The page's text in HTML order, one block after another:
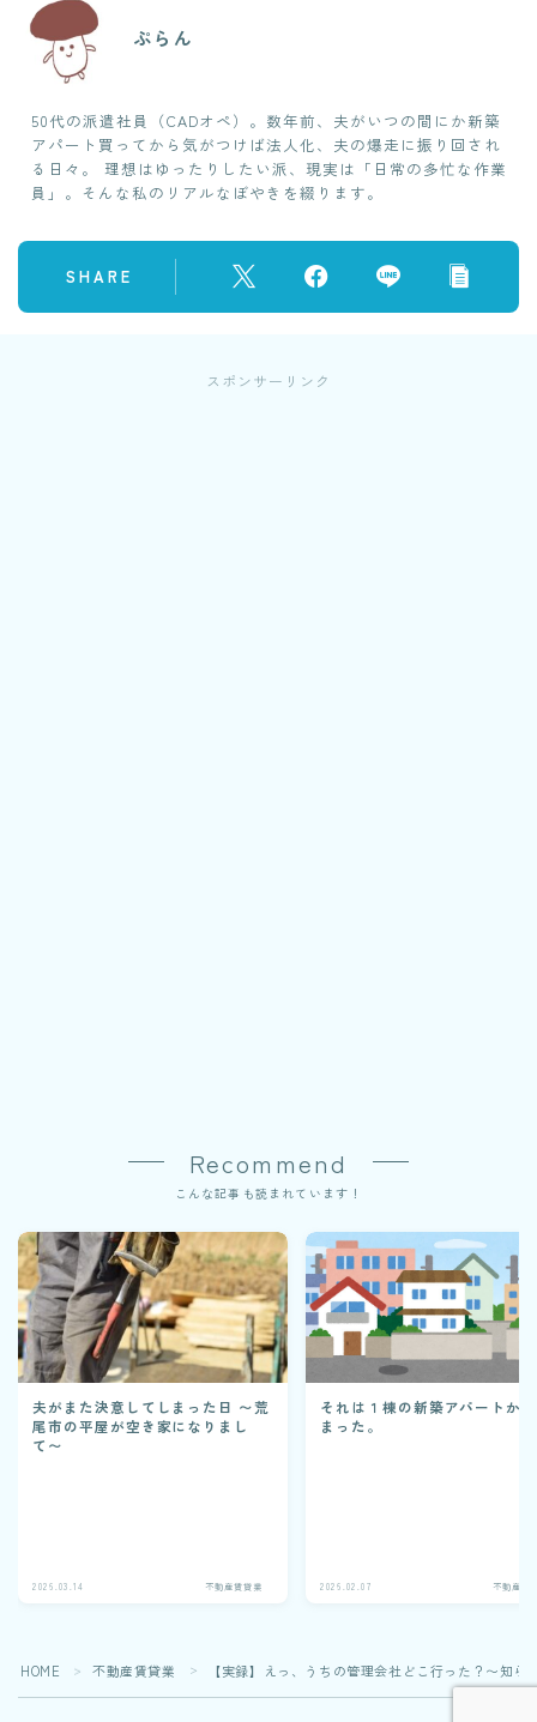
ぷらん
50代の派遣社員（CADオペ）。数年前、夫がいつの間にか新築
アパート買ってから気がつけば法人化、夫の爆走に振り回され
る日々。 理想はゆったりしたい派、現実は「日常の多忙な作業
員」。そんな私のリアルなぼやきを綴ります。
SHARE
スポンサーリンク
Recommend
こんな記事も読まれています！
夫がまた決意してしまった日 〜荒
尾市の平屋が空き家になりまし
て〜
2026.03.14 不動産賃貸業
それは１棟の新築アパートか
まった。
2026.02.07 不動産賃
HOME ＞ 不動産賃貸業 ＞ 【実録】えっ、うちの管理会社どこ行った？〜知